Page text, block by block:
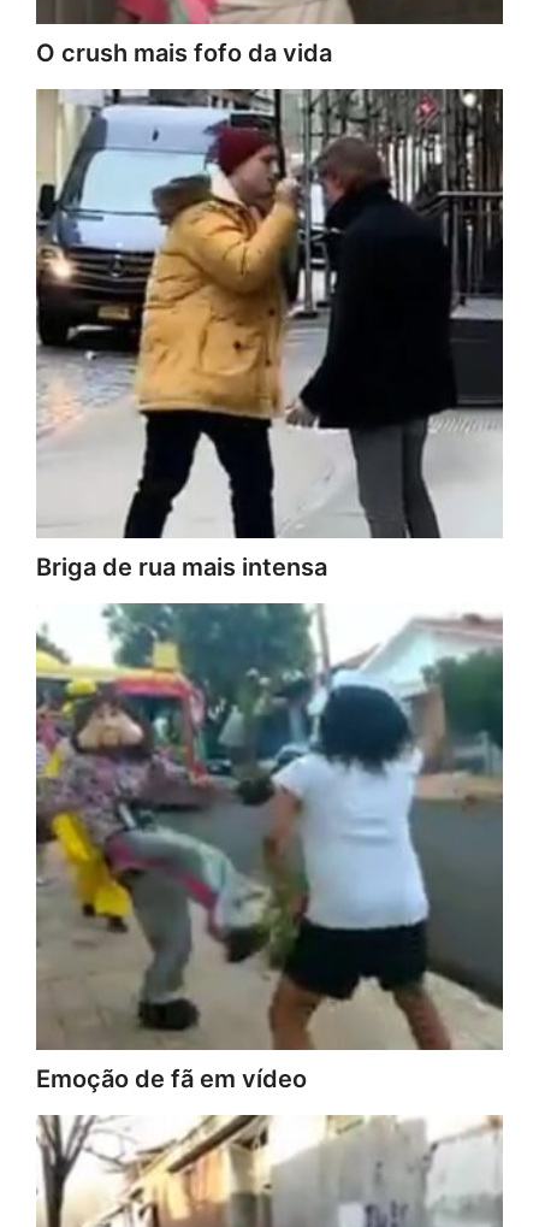
O crush mais fofo da vida
Briga de rua mais intensa
Emoção de fã em vídeo